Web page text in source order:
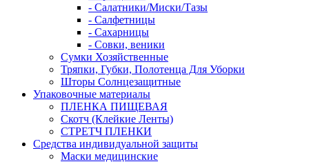
- Салатники/Миски/Тазы
- Салфетницы
- Сахарницы
- Совки, веники
Сумки Хозяйственные
Тряпки, Губки, Полотенца Для Уборки
Шторы Солнцезащитные
Упаковочные материалы
ПЛЕНКА ПИЩЕВАЯ
Скотч (Клейкие Ленты)
СТРЕТЧ ПЛЕНКИ
Средства индивидуальной защиты
Маски медицинские